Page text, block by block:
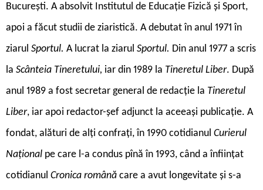
București. A absolvit Institutul de Educație Fizică și Sport,
apoi a făcut studii de ziaristică. A debutat în anul 1971 în
ziarul Sportul. A lucrat la ziarul Sportul. Din anul 1977 a scris
la Scânteia Tineretului, iar din 1989 la Tineretul Liber. După
anul 1989 a fost secretar general de redacție la Tineretul
Liber, iar apoi redactor-șef adjunct la aceeași publicație. A
fondat, alături de alți confrați, în 1990 cotidianul Curierul
Național pe care l-a condus pînă în 1993, când a înființat
cotidianul Cronica română care a avut longevitate și s-a